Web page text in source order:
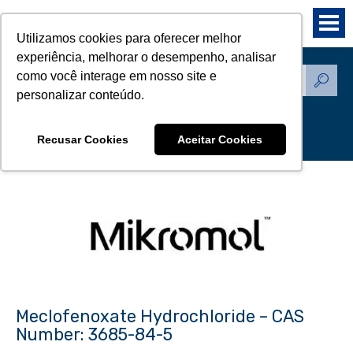
Utilizamos cookies para oferecer melhor
experiência, melhorar o desempenho, analisar
como você interage em nosso site e
personalizar conteúdo.
Recusar Cookies Aceitar Cookies
Produtos - Padrões de
Meclofenoxate Hydrochloride – CAS
Number: 3685-84-5